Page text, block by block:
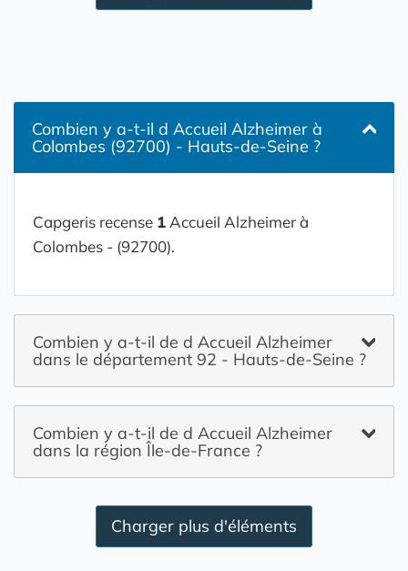
Combien y a-t-il d Accueil Alzheimer à
Colombes (92700) - Hauts-de-Seine ?
Capgeris recense 1 Accueil Alzheimer à
Colombes - (92700).
Combien y a-t-il de d Accueil Alzheimer
dans le département 92 - Hauts-de-Seine ?
Combien y a-t-il de d Accueil Alzheimer
dans la région Île-de-France ?
Charger plus d'éléments